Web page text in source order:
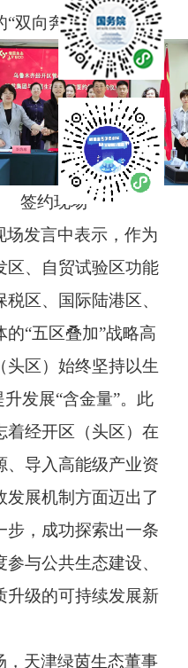
“双向奔赴”。
签约现场
场发言中表示，作为
区、自贸试验区功能
区、国际陆港区、
的“五区叠加”战略高
头区）始终坚持以生
升发展“含金量”。此
着经开区（头区）在
、导入高能级产业资
发展机制方面迈出了
步，成功探索出一条
与公共生态建设、
升级的可持续发展新
，天津绿茵生态董事